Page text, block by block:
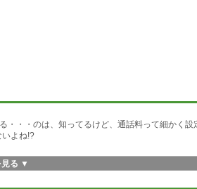
・・・のは、知ってるけど、通話料って細かく設
いよね!?
る ▼